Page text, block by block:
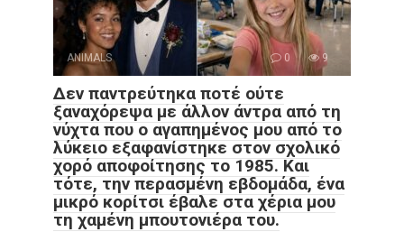
ANIMALS 0 9
Δεν παντρεύτηκα ποτέ ούτε
ξαναχόρεψα με άλλον άντρα από τη
νύχτα που ο αγαπημένος μου από το
λύκειο εξαφανίστηκε στον σχολικό
χορό αποφοίτησης το 1985. Και
τότε, την περασμένη εβδομάδα, ένα
μικρό κορίτσι έβαλε στα χέρια μου
τη χαμένη μπουτονιέρα του.